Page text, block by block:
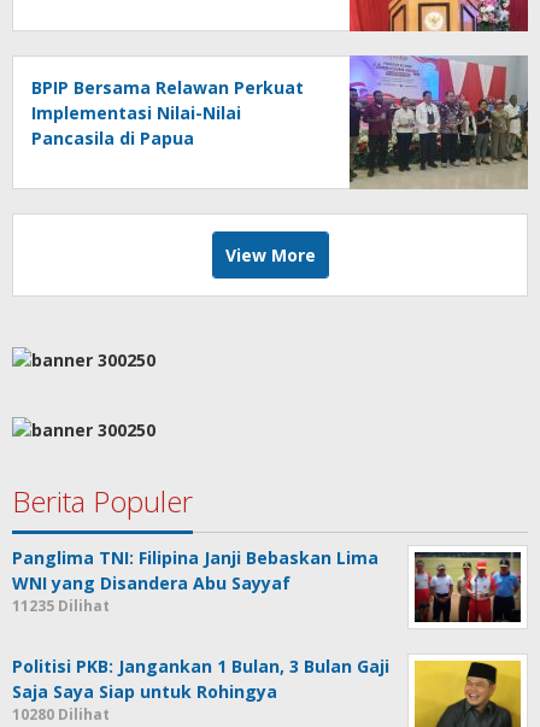
BPIP Bersama Relawan Perkuat
Implementasi Nilai-Nilai
Pancasila di Papua
View More
Berita Populer
Panglima TNI: Filipina Janji Bebaskan Lima
WNI yang Disandera Abu Sayyaf
11235 Dilihat
Politisi PKB: Jangankan 1 Bulan, 3 Bulan Gaji
Saja Saya Siap untuk Rohingya
10280 Dilihat